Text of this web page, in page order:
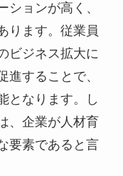
ションが高く、
ります。従業員
ビジネス拡大に
進することで、
となります。し
、企業が人材育
要素であると言